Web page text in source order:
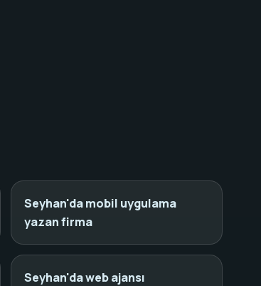
Seyhan'da mobil uygulama
yazan firma
Seyhan'da web ajansı